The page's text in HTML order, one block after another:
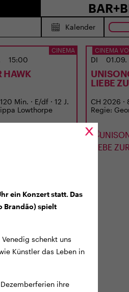
Kalender
CINEMA
15:00
HAWK
Min. · E/df · 12 J.
Lowthorpe
CINEMA
DI 01.09.
LIEBE
CH 2026 ·
Regie:
ein Konzert statt. Das
Brandão) spielt
schenkt uns
Künstler das Leben in
ihre